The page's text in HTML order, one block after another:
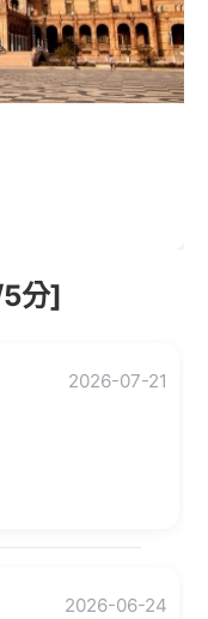
分]
2026-07-21
2026-06-24